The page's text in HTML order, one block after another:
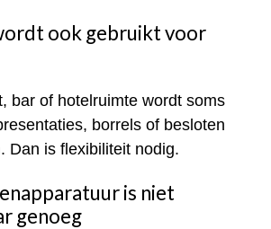
ook gebruikt voor
bar of hotelruimte wordt soms
borrels of besloten
Dan is flexibiliteit nodig.
is niet
genoeg